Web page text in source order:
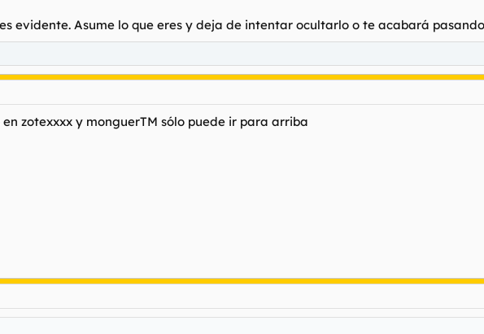
evidente. Asume lo que eres y deja de intentar ocultarlo o te acabará
zotexxxx y monguerTM sólo puede ir para arriba